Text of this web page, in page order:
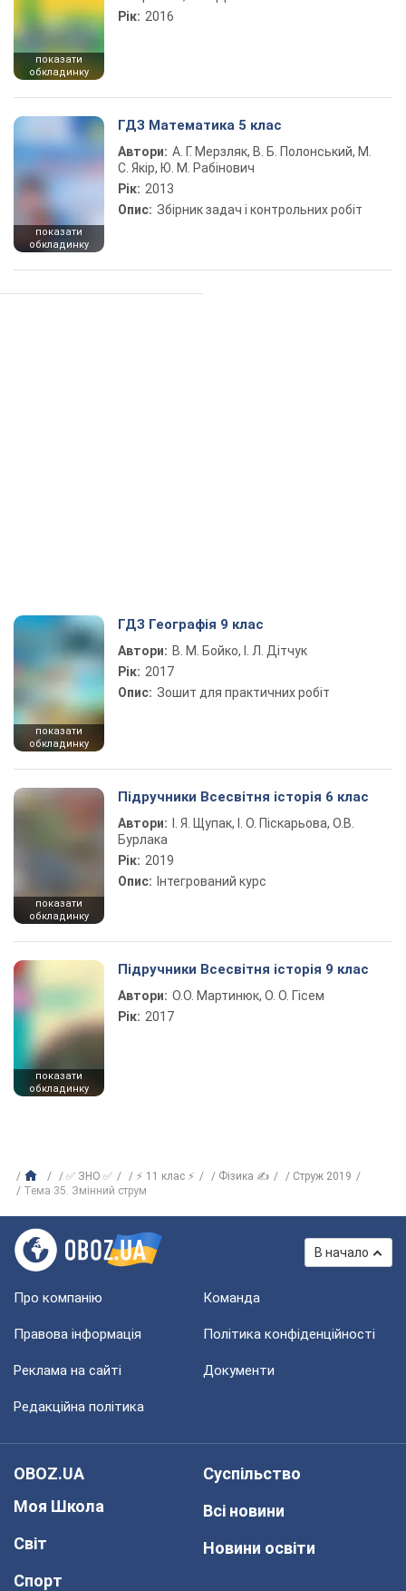
показати
обкладинку
Рік: 2016
показати
обкладинку
ГДЗ Математика 5 клас
Автори: А. Г. Мерзляк, В. Б. Полонський, М.
С. Якір, Ю. М. Рабінович
Рік: 2013
Опис: Збірник задач і контрольних робіт
показати
обкладинку
ГДЗ Географія 9 клас
Автори: В. М. Бойко, І. Л. Дітчук
Рік: 2017
Опис: Зошит для практичних робіт
показати
обкладинку
Підручники Всесвітня історія 6 клас
Автори:
І. Я. Щупак, І. О. Піскарьова, О.В.
Бурлака
Рік: 2019
Опис: Інтегрований курс
показати
обкладинку
Підручники Всесвітня історія 9 клас
Автори: О.О. Мартинюк, О. О. Гісем
Рік: 2017
✅ ЗНО ✅ ⚡ 11 клас ⚡ Фізика ✍
Струж 2019
Тема 35. Змінний струм
В начало
Про компанію Команда
Правова інформація Політика конфіденційності
Реклама на сайті Документи
Редакційна політика
OBOZ.UA
Моя Школа
Світ
Спорт
Суспільство
Всі новини
Новини освіти